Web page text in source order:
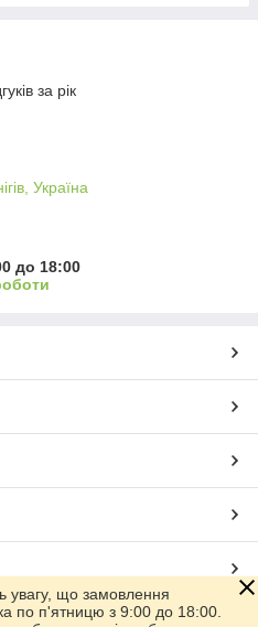
за рік
Україна
до 18:00
Prom.ua
увагу, що замовлення
по п'ятницю з 9:00 до 18:00.